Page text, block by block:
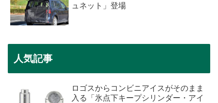
ュネット」登場
人気記事
ロゴスからコンビニアイスがそのまま
入る「氷点下キープシリンダー・アイ